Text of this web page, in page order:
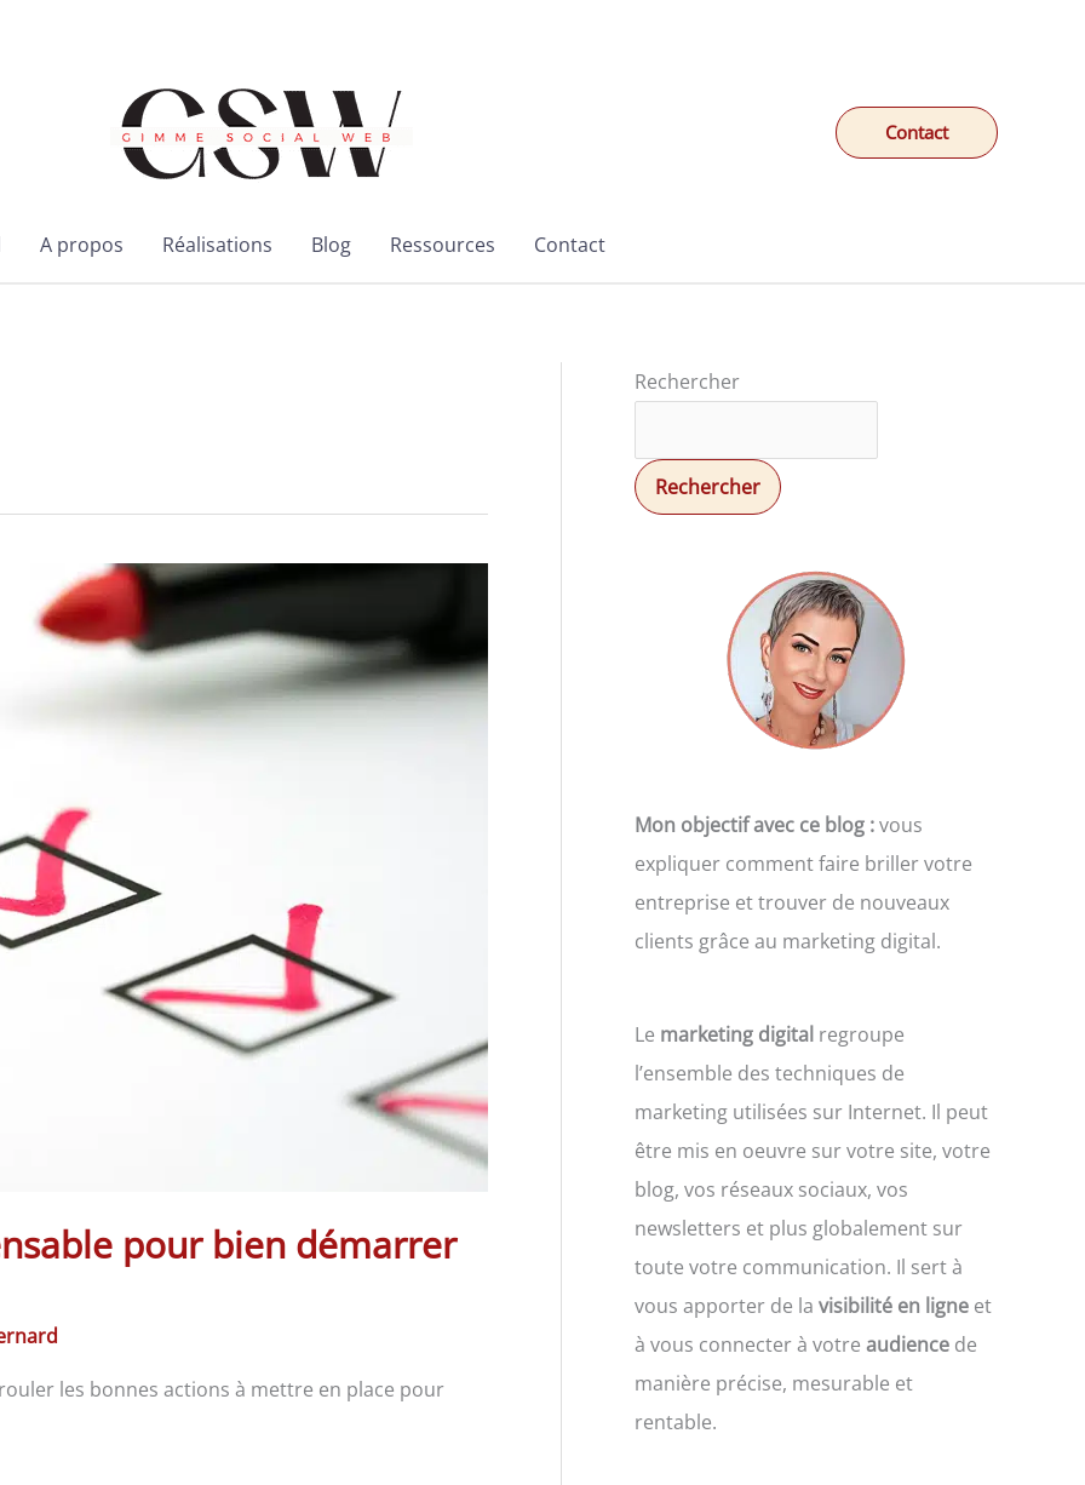
Contact
A propos Réalisations Blog Ressources Contact
pour bien démarrer
les bonnes actions à mettre en place pour
Rechercher
Rechercher
Mon objectif avec ce blog :vous
expliquer comment faire briller votre
entreprise et trouver de nouveaux
clients grâce au marketing digital.
Le marketing digital regroupe
l’ensemble des techniques de
marketing utilisées sur Internet. Il peut
être mis en oeuvre sur votre site, votre
blog, vos réseaux sociaux, vos
newsletters et plus globalement sur
toute votre communication. Il sert à
vous apporter de la visibilité en ligne et
à vous connecter à votre audience de
manière précise, mesurable et
rentable.